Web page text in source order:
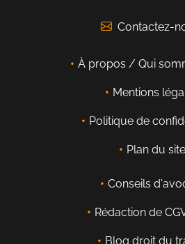
Contactez-
À propos / Qui
Mentions
Politique de
Plan du site
Conseils
Rédaction de
Blog droit du